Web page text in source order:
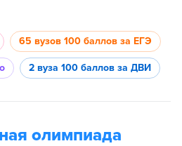
65 вузов 100 баллов за ЕГЭ
2 вуза 100 баллов за ДВИ
олимпиада